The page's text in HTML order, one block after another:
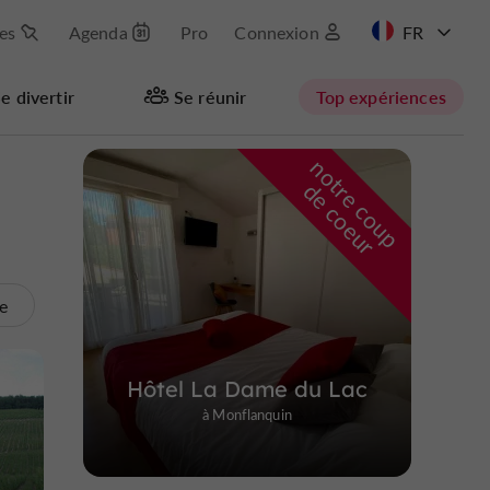
Agenda Pro Connexion
divertir Se réunir Top expériences
Masquer la carte
n
o
t
r
e
c
o
u
p
d
e
c
o
e
u
r
Hôtel La Dame du Lac
à Monflanquin